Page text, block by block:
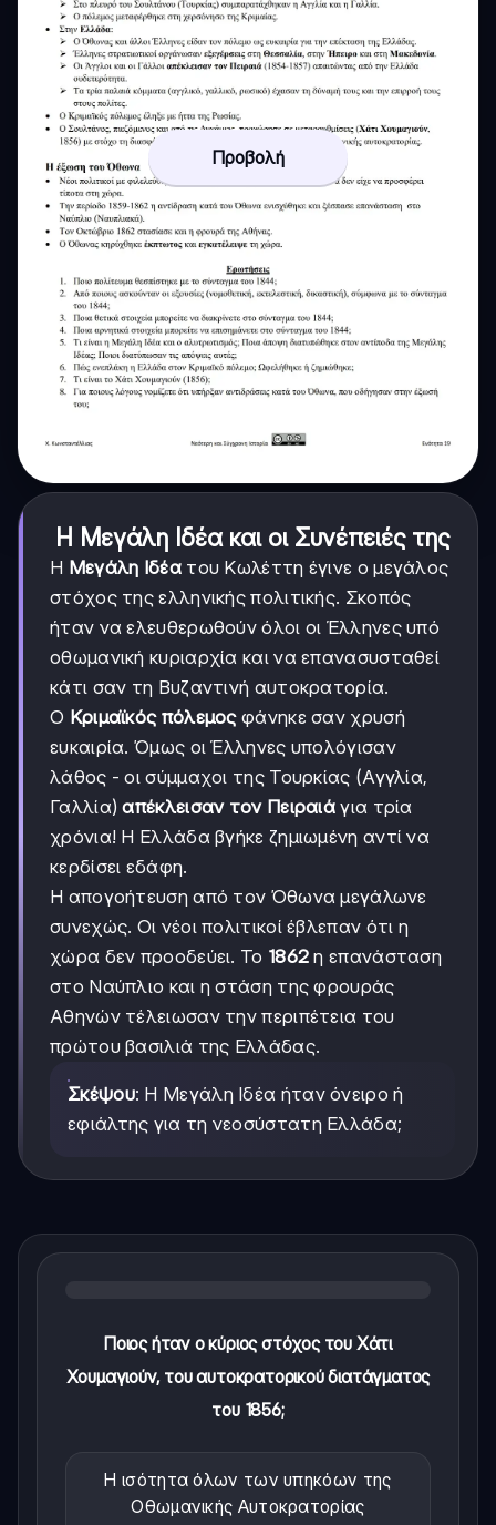
Προβολή
Η Μεγάλη Ιδέα και οι Συνέπειές της
Η Μεγάλη Ιδέατου Κωλέττη έγινε ο μεγάλος
στόχος της ελληνικής πολιτικής. Σκοπός
ήταν να ελευθερωθούν όλοι οι Έλληνες υπό
οθωμανική κυριαρχία και να επανασυσταθεί
κάτι σαν τη Βυζαντινή αυτοκρατορία.
Ο Κριμαϊκός πόλεμοςφάνηκε σαν χρυσή
ευκαιρία. Όμως οι Έλληνες υπολόγισαν
λάθος - οι σύμμαχοι της Τουρκίας (Αγγλία,
Γαλλία)απέκλεισαν τον Πειραιά για τρία
χρόνια! Η Ελλάδα βγήκε ζημιωμένη αντί να
κερδίσει εδάφη.
Η απογοήτευση από τον Όθωνα μεγάλωνε
συνεχώς. Οι νέοι πολιτικοί έβλεπαν ότι η
χώρα δεν προοδεύει. Το 1862 η επανάσταση
στο Ναύπλιο και η στάση της φρουράς
Αθηνών τέλειωσαν την περιπέτεια του
πρώτου βασιλιά της Ελλάδας.
Σκέψου: Η Μεγάλη Ιδέα ήταν όνειρο ή
εφιάλτης για τη νεοσύστατη Ελλάδα;
Ποιος ήταν ο κύριος στόχος του Χάτι
Χουμαγιούν, του αυτοκρατορικού διατάγματος
του 1856;
Η ισότητα όλων των υπηκόων της
Οθωμανικής Αυτοκρατορίας